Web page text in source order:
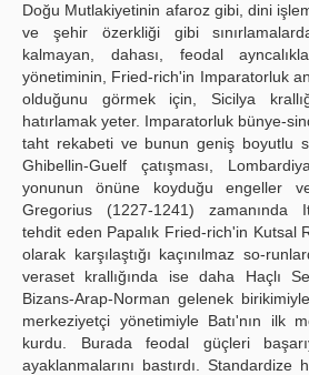
Doğu Mutlakiyetinin afaroz gibi, dini
ve şehir özerkliği gibi
kalmayan, dahası, feodal
yönetiminin, Fried-rich'in Imparatorluk
olduğunu görmek için, Sicilya
hatırlamak yeter. Imparatorluk bünye-
taht rekabeti ve bunun geniş boyutlu
Ghibellin-Guelf çatışması,
yonunun önüne koyduğu engeller
Gregorius (1227-1241) zamanında
tehdit eden Papalık Fried-rich'in Kutsal
olarak karşılaştığı kaçınılmaz so-
veraset krallığında ise daha Haçlı
Bizans-Arap-Norman gelenek
merkeziyetçi yönetimiyle Batı'nın ilk
kurdu. Burada feodal güçleri
ayaklanmalarını bastırdı.